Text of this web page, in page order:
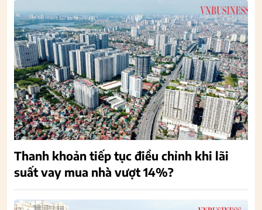
Thanh khoản tiếp tục điều chỉnh khi lãi
suất vay mua nhà vượt 14%?